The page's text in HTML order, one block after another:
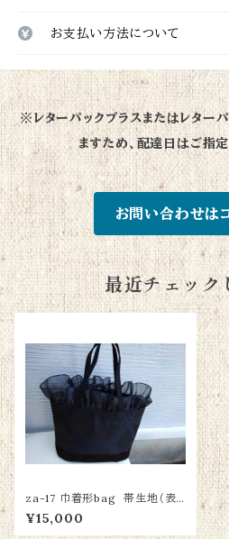
お支払い方法について
※レターパックプラスまたはレター
ますため、配達日はご指
お問い合わせは
最近チェック
za-17 巾着形bag 帯生地（表）
着物生地（裏）
¥15,000